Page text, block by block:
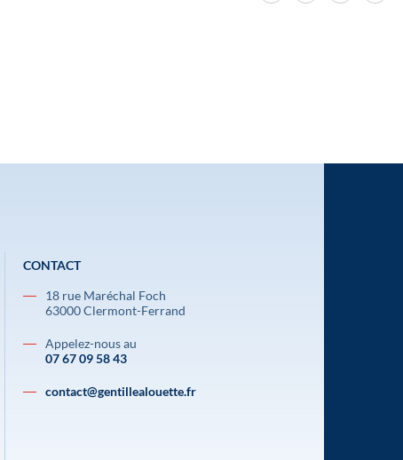
CONTACT
18 rue Maréchal Foch
63000 Clermont-Ferrand
Appelez-nous au
07 67 09 58 43
contact@gentillealouette.fr